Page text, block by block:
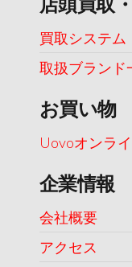
買取システム
取扱ブランド
お買い物
Uovoオンラ
企業情報
会社概要
アクセス